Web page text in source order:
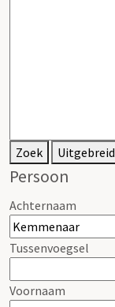
Zoek
Persoon
Achternaam
Tussenvoegsel
Voornaam